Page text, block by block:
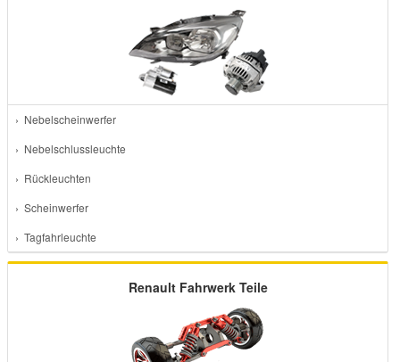
› Nebelscheinwerfer
› Nebelschlussleuchte
› Rückleuchten
› Scheinwerfer
› Tagfahrleuchte
Renault Fahrwerk Teile